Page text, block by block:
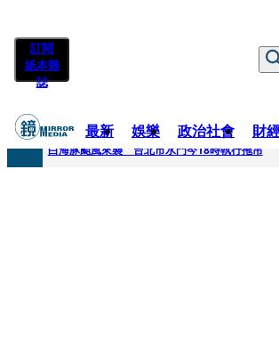
訂閱
紙本雜
誌
最新 娛樂 政治社會 財
快訊
白海豚颱風來襲 台北市水門今18時執行拖吊